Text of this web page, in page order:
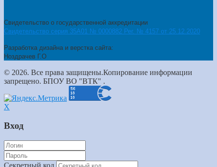
Свидетельство о государственной аккредитации
Свидетельство серия 35А01 № 0000882 Рег. № 4157 от 25.12.2020
Разработка дизайна и верстка сайта:
Ноздрачев Г.О
© 2026. Все права защищены.Копирование информации
запрещено. БПОУ ВО "ВТК" .
X
Вход
Секретный код